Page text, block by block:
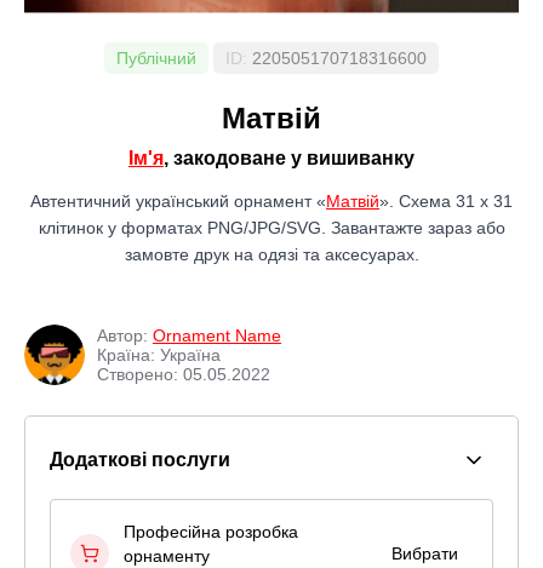
Публічний ID: 220505170718316600
Матвій
Ім'я, закодоване у вишиванку
Автентичний український орнамент «Матвій». Схема 31 x 31
клітинок у форматах PNG/JPG/SVG. Завантажте зараз або
замовте друк на одязі та аксесуарах.
Автор: Ornament Name
Країна: Україна
Створено: 05.05.2022
Додаткові послуги
Професійна розробка
орнаменту
Вибрати